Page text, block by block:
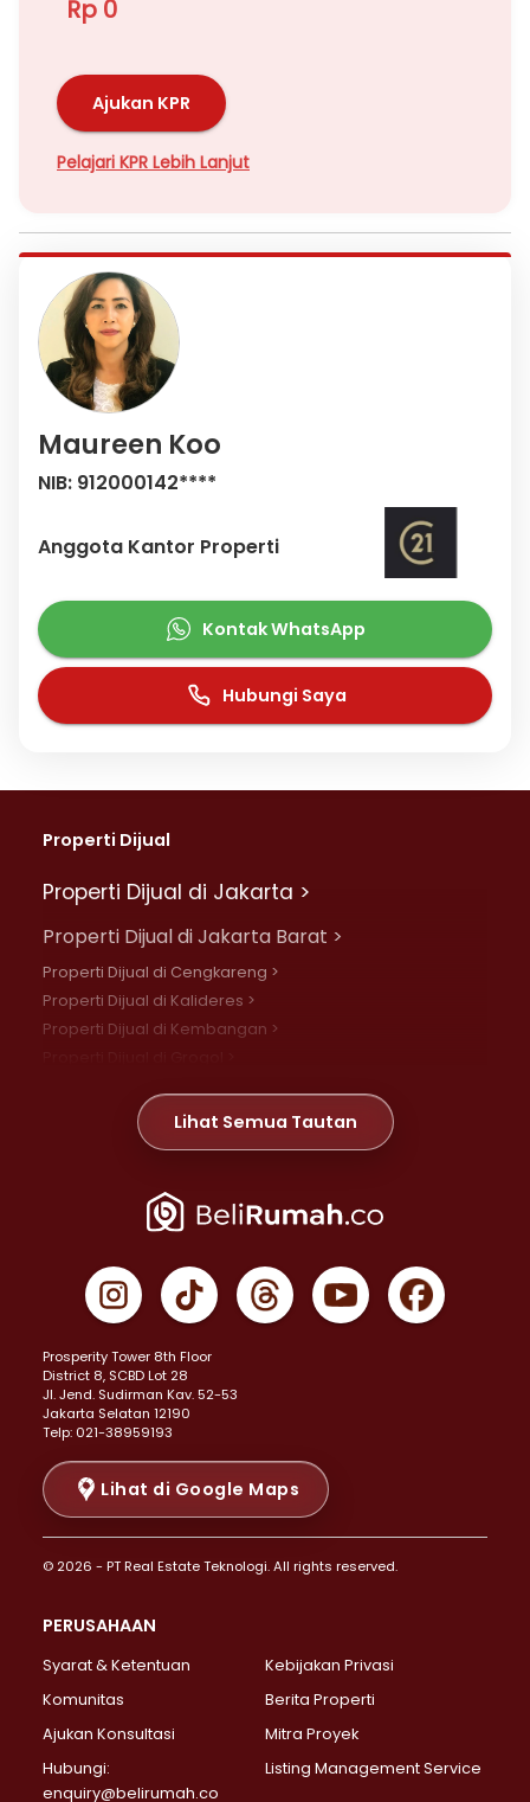
Rp 0
Ajukan KPR
Pelajari KPR Lebih Lanjut
Maureen Koo
NIB: 912000142****
Anggota Kantor Properti
Kontak WhatsApp
Hubungi Saya
Properti Dijual
Properti Dijual di Jakarta >
Properti Dijual di Jakarta Barat >
Properti Dijual di Cengkareng >
Properti Dijual di Kalideres >
Properti Dijual di Kembangan >
Properti Dijual di Meruya >
Properti Dijual di Jelambar >
Properti Dijual di Jakarta Pusat >
Properti Dijual di Gambir >
Properti Dijual di Johar Baru >
Properti Dijual di Menteng >
Properti Dijual di Senen >
Properti Dijual di Tanah Abang >
Properti Dijual di Cikini >
Properti Dijual di Kramat >
Properti Dijual di Pasar Baru >
Properti Dijual di Bendungan Hilir >
Properti Dijual di Jakarta Selatan >
Properti Dijual di Lebak Bulus >
Properti Dijual di Gandaria Selatan >
Properti Dijual di Pondok Labu >
Properti Dijual di Lenteng Agung >
Lihat Semua Tautan
Prosperity Tower 8th Floor
District 8, SCBD Lot 28
JI. Jend. Sudirman Kav. 52-53
Jakarta Selatan 12190
Telp: 021-38959193
Lihat di Google Maps
© 2026 - PT Real Estate Teknologi. All rights reserved.
PERUSAHAAN
Syarat & Ketentuan
Kebijakan Privasi
Komunitas
Berita Properti
Ajukan Konsultasi
Mitra Proyek
Hubungi:
enquiry@belirumah.co
Listing Management Service